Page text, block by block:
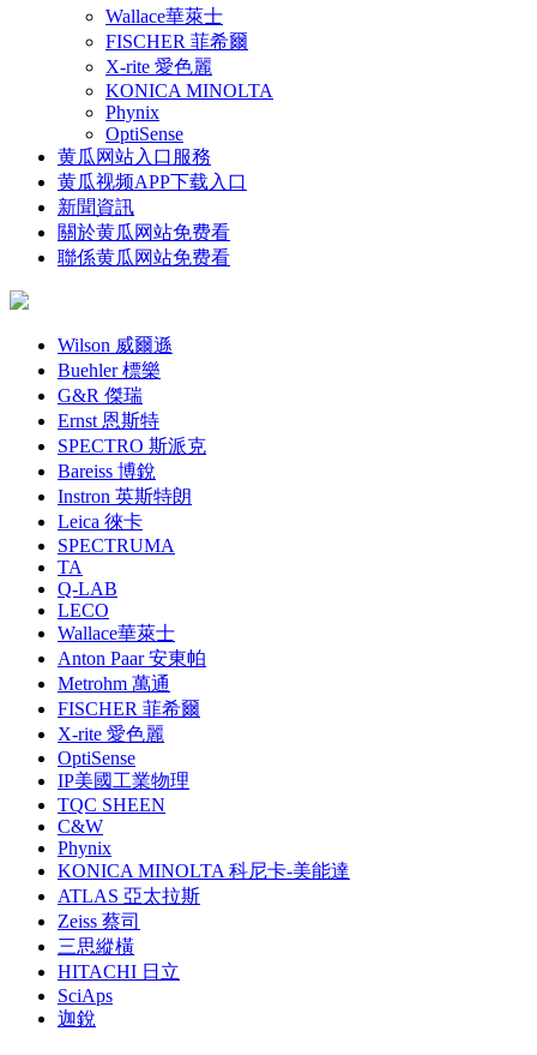
Wallace華萊士
FISCHER 菲希爾
X-rite 愛色麗
KONICA MINOLTA
Phynix
OptiSense
黄瓜网站入口服務
黄瓜视频APP下载入口
新聞資訊
關於黄瓜网站免费看
聯係黄瓜网站免费看
Wilson 威爾遜
Buehler 標樂
G&R 傑瑞
Ernst 恩斯特
SPECTRO 斯派克
Bareiss 博銳
Instron 英斯特朗
Leica 徠卡
SPECTRUMA
TA
Q-LAB
LECO
Wallace華萊士
Anton Paar 安東帕
Metrohm 萬通
FISCHER 菲希爾
X-rite 愛色麗
OptiSense
IP美國工業物理
TQC SHEEN
C&W
Phynix
KONICA MINOLTA 科尼卡-美能達
ATLAS 亞太拉斯
Zeiss 蔡司
三思縱橫
HITACHI 日立
SciAps
迦銳